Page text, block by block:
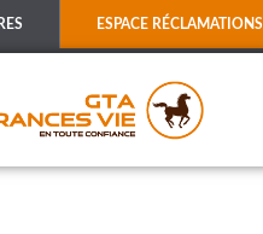
ESPACE RÉCLAMATIONS